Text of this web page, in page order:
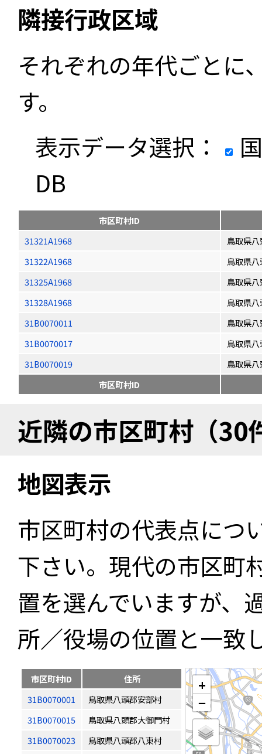
隣接行政区域
それぞれの年代ごとに
す。
表示データ選択：
DB
市区町村ID
31321A1968
鳥取県
31322A1968
鳥取県
31325A1968
鳥取県
31328A1968
鳥取県
31B0070011
鳥取県
31B0070017
鳥取県
31B0070019
鳥取県
市区町村ID
近隣の市区町村（30
地図表示
市区町村の代表点につ
下さい。現代の市区町
置を選んでいますが、
所／役場の位置と一致
市区町村ID
住所
31B0070001
鳥取県八頭郡安部村
31B0070015
鳥取県八頭郡大御門村
31B0070023
鳥取県八頭郡八東村
+
−